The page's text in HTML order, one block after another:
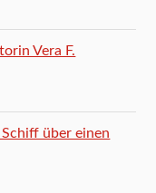
Vera F.
über einen